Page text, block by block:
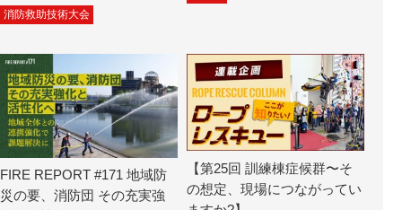
消防救助技術大会
FIRE REPORT #171 地域防
災の要、消防団 その充実強
【第25回 訓練棟症候群〜そ
の想定、現場につながってい